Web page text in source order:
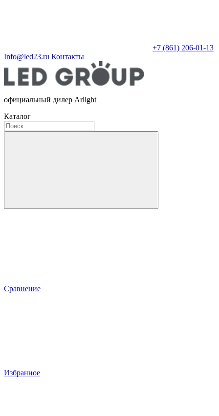
+7 (861) 206-01-13
Info@led23.ru Контакты
официальный дилер Arlight
Каталог
Сравнение
Избранное